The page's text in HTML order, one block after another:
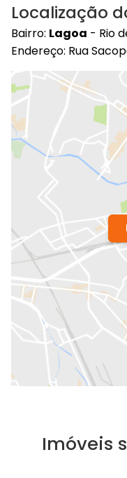
Localização
Bairro: Lagoa - Rio
Endereço: Rua
Imóveis